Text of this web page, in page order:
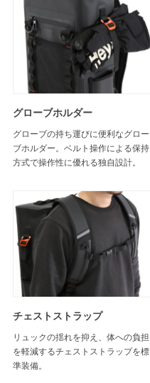
グローブホルダー
グローブの持ち運びに便利なグロー
ブホルダー。ベルト操作による保持
方式で操作性に優れる独自設計。
チェストストラップ
リュックの揺れを抑え、体への負担
を軽減するチェストストラップを標
準装備。